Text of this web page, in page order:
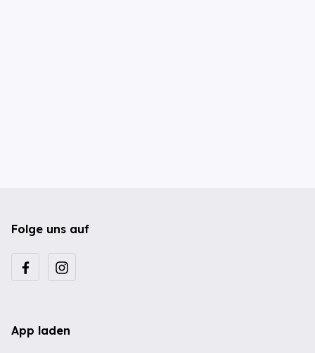
Folge uns auf
App laden